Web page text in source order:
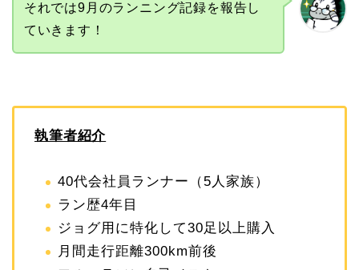
それでは9月のランニング記録を報告し
ていきます！
執筆者紹介
40代会社員ランナー（5人家族）
ラン歴4年目
ジョグ用に特化して30足以上購入
月間走行距離300km前後